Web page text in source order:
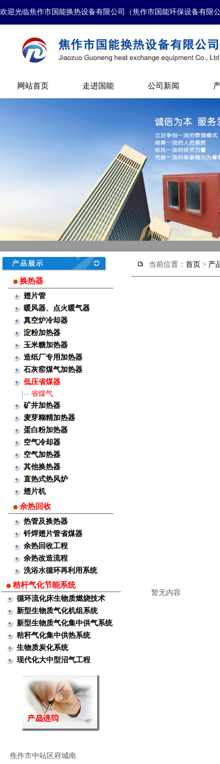
欢迎光临焦作市国能换热设备有限公司（焦作市国能环保设备有限
网站首页 走进国能 公司新闻
换热器
翅片管
暖风器、点火暖气器
真空炉冷却器
淀粉加热器
玉米糖加热器
造纸厂专用加热器
石灰窑煤气加热器
低压省煤器
省煤气
矿井加热器
麦芽糊精加热器
蛋白粉加热器
空气冷却器
空气加热器
其他换热器
直热式热风炉
翅片机
余热回收
热管及换热器
钎焊翅片管省煤器
余热回收工程
余热改造流程
洗浴水循环再利用系统
秸杆气化节能系统
循环流化床生物质燃烧技术
新型生物质气化机组系统
新型生物质气化集中供气系统
秸秆气化集中供热系统
生物质炭化系统
现代化大中型沼气工程
焦作市中站区府城南
当前位置： 首页 > 产
暂无内容